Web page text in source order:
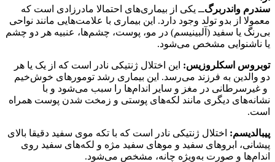
سندرم واندربرگ‌ــ یکی از بیماری‌های احتمالا مادرزادی است که
معمولا از بدو تولد وجود دارد. این بیماری با علامت‌هایی مانند نواحی
بی‌رنگ یا سفید (آلبینیسم) در مو، پوست، چشم‌ها، عنبیه هر دو چشم
یا ناشنوایی مشخص می‌شود.
توبروس اسکلروزیس‌: این اختلال ژنتیکی نادر است که از یک یا هر
دو والدین به فرزند می‌رسد. این بیماری رشد تومورهای خوش‌خیم
و غیرسرطانی در مغز و سایر اندام‌ها را سبب می‌شود و با
نشانه‌های دیگری مانند لکه‌های پوستی و زمخت شدن پوست همراه
است.
پیبالدیسم‌: اختلال ژنتیکی نادر است که با تکه موی سفید دقیقا بالای
پیشانی، ابروهای سفید و موهای سفید مژه و لکه‌های سفید روی
اندام‌ها و صورت به‌ویژه چانه، مشخص می‌شود.